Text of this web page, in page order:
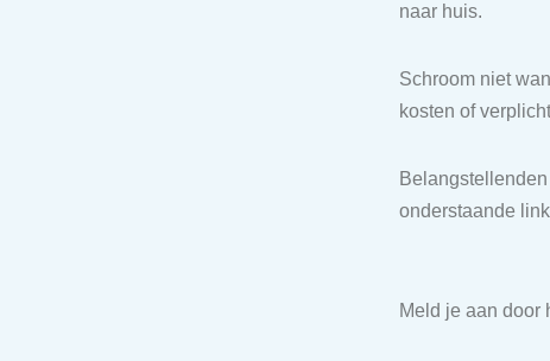
naar huis.
Schroom niet
kosten of
onderstaande
Meld je aan door